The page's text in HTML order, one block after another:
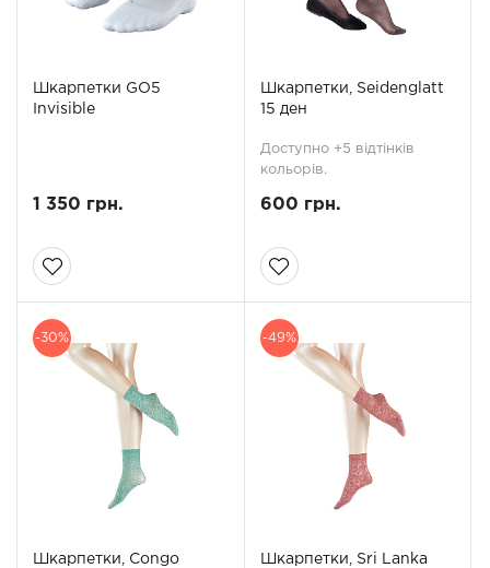
Шкарпетки GO5
Invisible
1 350 грн.
Шкарпетки, Seidenglatt
15 ден
Доступно +5 відтінків
кольорів.
600 грн.
-30%
Шкарпетки, Congo
-49%
Шкарпетки, Sri Lanka